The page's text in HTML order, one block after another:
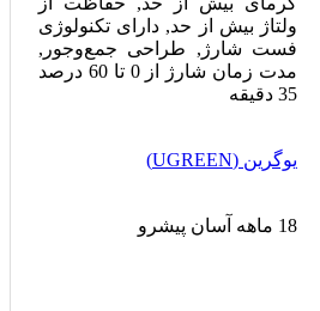
ولتاژ بیش از حد, دارای تکنولوژی
فست شارژ, طراحی جمع‌وجور,
مدت زمان شارژ از 0 تا 60 درصد
35 دقیقه
یوگرین (UGREEN)
18 ماهه آسان پیشرو